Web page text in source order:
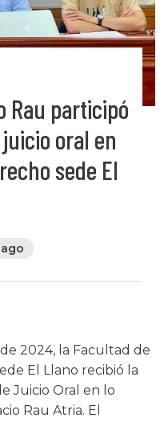
Rau participó
oral en
sede El
2024, la Facultad de
El Llano recibió la
Juicio Oral en lo
Rau Atria. El